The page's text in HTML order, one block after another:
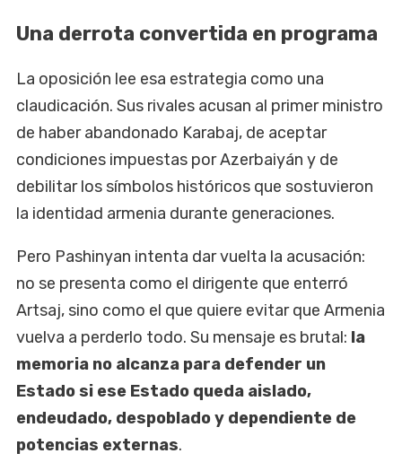
Una derrota convertida en programa
La oposición lee esa estrategia como una
claudicación. Sus rivales acusan al primer ministro
de haber abandonado Karabaj, de aceptar
condiciones impuestas por Azerbaiyán y de
debilitar los símbolos históricos que sostuvieron
la identidad armenia durante generaciones.
Pero Pashinyan intenta dar vuelta la acusación:
no se presenta como el dirigente que enterró
Artsaj, sino como el que quiere evitar que Armenia
vuelva a perderlo todo. Su mensaje es brutal: la
memoria no alcanza para defender un
Estado si ese Estado queda aislado,
endeudado, despoblado y dependiente de
potencias externas.